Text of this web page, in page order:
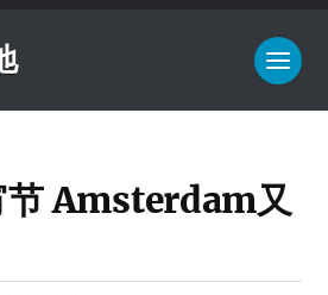
节 Amsterdam又